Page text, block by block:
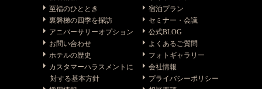
至福のひととき
裏磐梯の四季を探訪
アニバーサリーオプション
お問い合わせ
ホテルの歴史
カスタマーハラスメントに
対する基本方針
宿泊プラン
セミナー・会議
公式BLOG
よくあるご質問
フォトギャラリー
会社情報
プライバシーポリシー